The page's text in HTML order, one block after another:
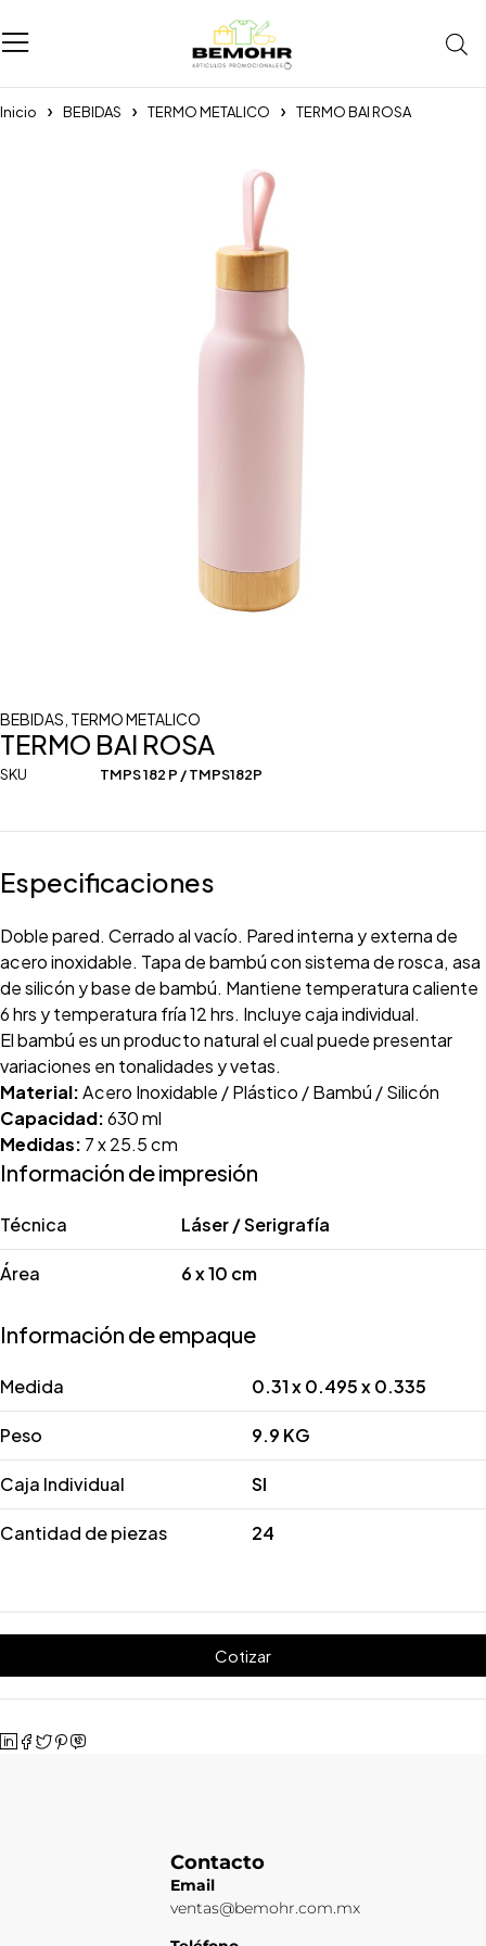
Inicio BEBIDAS TERMO METALICO TERMO BAI ROSA
BEBIDAS TERMO METALICO
TERMO BAI ROSA
SKU TMPS 182 P / TMPS182P
Especificaciones
Doble pared. Cerrado al vacío. Pared interna y externa de
acero inoxidable. Tapa de bambú con sistema de rosca, asa
de silicón y base de bambú. Mantiene temperatura caliente
6 hrs y temperatura fría 12 hrs. Incluye caja individual.
El bambú es un producto natural el cual puede presentar
variaciones en tonalidades y vetas.
Material:Acero Inoxidable / Plástico / Bambú / Silicón
Capacidad:630 ml
Medidas: 7 x 25.5 cm
Información de impresión
Técnica Láser / Serigrafía
Área 6 x 10 cm
Información de empaque
Medida 0.31 x 0.495 x 0.335
Peso 9.9 KG
Caja Individual SI
Cantidad de piezas 24
Cotizar
Contacto
Email
ventas@bemohr.com.mx